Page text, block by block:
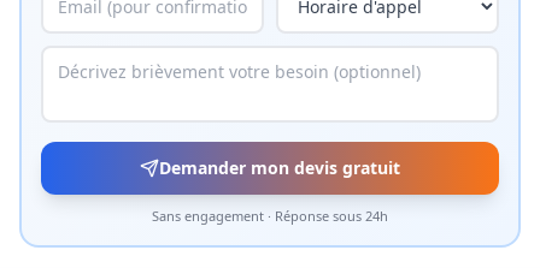
Demander mon devis gratuit
Sans engagement · Réponse sous 24h